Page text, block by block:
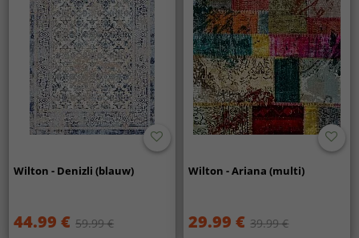
Wilton - Denizli (blauw)
44.99 € 59.99 €
Wilton - Ariana (multi)
29.99 € 39.99 €